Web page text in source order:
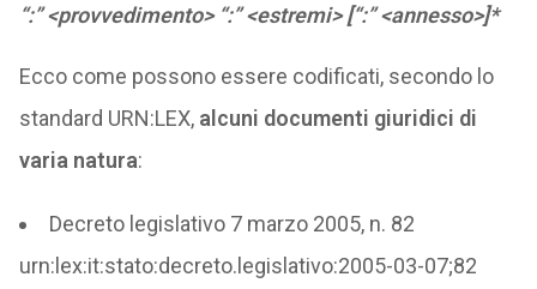
“:” <provvedimento> “:” <estremi> [“:” <annesso>]*
Ecco come possono essere codificati, secondo lo
standard URN:LEX, alcuni documenti giuridici di
varia natura:
Decreto legislativo 7 marzo 2005, n. 82
urn:lex:it:stato:decreto.legislativo:2005-03-07;82